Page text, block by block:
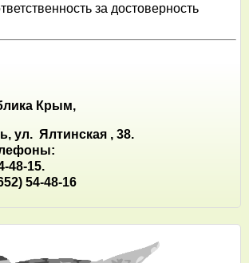
за достоверность
Крым,
ул. Ялтинская , 38.
48-15.
54-48-16